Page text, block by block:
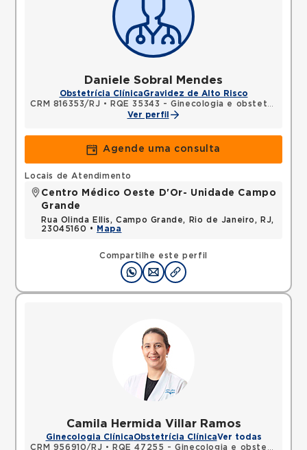
Daniele Sobral Mendes
Obstetrícia ClínicaGravidez de Alto Risco
CRM 816353/RJ •
RQE 35343 - Ginecologia e obstetrícia
Ver perfil
Agende uma consulta
Compartilhe este perfil
Locais de Atendimento
Centro Médico Oeste D'Or- Unidade Campo
Grande
Rua Olinda Ellis, Campo Grande, Rio de Janeiro, RJ,
23045160 •
Mapa
Camila Hermida Villar Ramos
Ginecologia ClínicaObstetrícia ClínicaVer todas
CRM 956910/RJ • RQE 47255 - Ginecologia e obstetrícia